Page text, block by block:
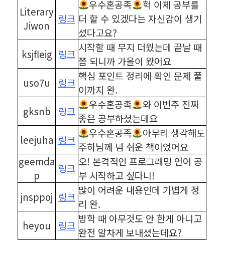
Literary
Jiwon
링크
우수혼공족
헉 이제 공부를
더 할 수 있겠다는 자신감이 생기
셨다고요?
ksjfleig 링크
시작할 때 무지 더웠는데 끝날 때
쯤 되니까 가을이 왔어요
uso7u
링크
핵심 포인트 정리에 확인 문제 풀
이까지 완.
gksnb
링크
우수혼공족
와 이번주 진짜
좋은 공부하셨는데요
leejuha 링크
우수혼공족
아무리 생각해도
주하님께 넘 쉬운 책이었어요
geemda
p
링크
오! 본격적인 프로그래밍 언어 공
부 시작하고 싶다니!
jnsppoj 링크
많이 어려운 내용인데 가볍게 정
리 완.
heyou
링크
방학 때 아무것도 안 한게 아니고
완전 알차게 보내셨는데요?